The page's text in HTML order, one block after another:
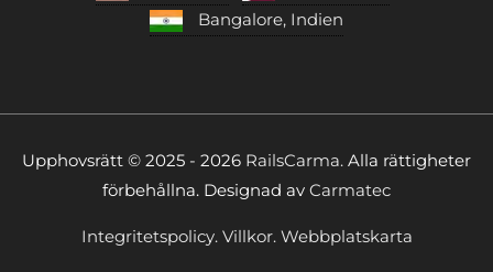
Bangalore, Indien
Upphovsrätt © 2025 - 2026 RailsCarma. Alla rättigheter
förbehållna. Designad av Carmatec
Integritetspolicy. Villkor.Webbplatskarta